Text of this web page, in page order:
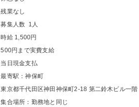
残業なし
募集人数 1人
時給 1,500円
500円まで実費支給
当日現金支払
最寄駅：神保町
東京都千代田区神田神保町2-18 第二鈴木ビル一階
集合場所：勤務地と同じ